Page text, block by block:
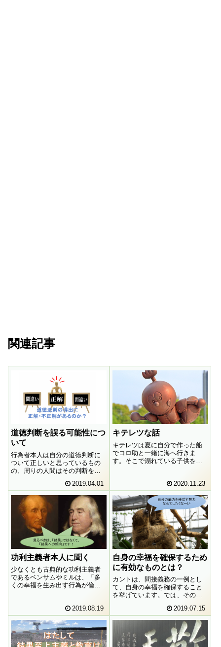
関連記事
道徳判断を誤る可能性につ
いて
行為者本人は自分の道徳判断に
ついて正しいと思っているもの
の、周りの人間はその判断を間
場合、その正当性はどうなるの
でしょうか。
2019.04.01
キテレツな話
キテレツは夏に自分で作った船
でコロ助と一緒に海へ行きま
す。そこで溺れている子供を見
などついていませんし、キテレ
ツもコロ助も泳げません。さて
二人はどうするのでしょうか。
ワクワクo(´∇｀*o)(o*´∇｀)o
2020.11.23
功利主義者本人に聞く
少なくとも古典的な功利主義者
であるベンサムやミルは、「多
くの幸福を生み出す行為が倫理
行為が倫理的に正しいと言って
います。彼らが言う「傾向」と
は何なのでしょうか？
2019.08.19
自身の幸福を確保するため
に有効なものとは？
カントは、間接義務の一例とし
て、自身の幸福を確保すること
を挙げています。では、その自
もの、有効なものは何なのでし
ょうか。ここにアリストテレス
の言うアレテー（卓説性）が関
わってくるのではないでしょう
か。
2019.07.15